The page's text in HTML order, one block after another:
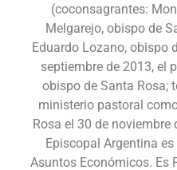
(coconsagrantes:
Melgarejo, obispo de
Eduardo Lozano, obispo
septiembre de 2013, el
obispo de Santa Rosa;
ministerio pastoral
Rosa el 30 de noviembre
Episcopal Argentina
Asuntos Económicos. Es